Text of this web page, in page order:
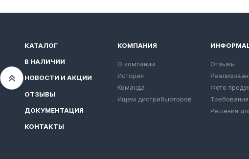
Переместиться вверх
КАТАЛОГ
В НАЛИЧИИ
НОВОСТИ И АКЦИИ
ОТЗЫВЫ
ДОКУМЕНТАЦИЯ
КОНТАКТЫ
КОМПАНИЯ
О компании
История
Команда
Ищем дистрибьюторов
Отзывы
Фото
Решения